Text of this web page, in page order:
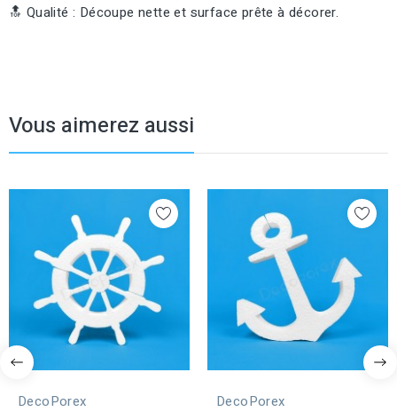
🔝 Qualité : Découpe nette et surface prête à décorer.
Vous aimerez aussi
DecoPorex
DecoPorex